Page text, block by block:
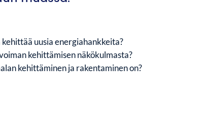
uusia energiahankkeita?
kehittämisen näkökulmasta?
kehittäminen ja rakentaminen on?